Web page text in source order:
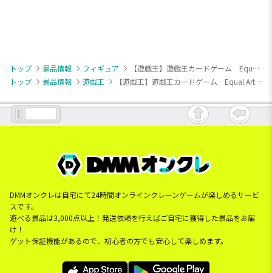
トップ 景品情報 フィギュア
【遊戯王】遊戯王カードゲーム Equal Arts ブラック・マジシャン
トップ
景品情報 遊戯王 【遊戯王】遊戯王カードゲーム Equal Arts ブラック・マジシャン
DMMオンクレは自宅にて24時間オンラインクレーンゲームが楽しめるサービ
スです。
遊べる景品は3,000点以上！発送依頼を行えばご自宅に獲得した景品をお届
け！
ゲット保証機能があるので、初心者の方でも安心して楽しめます。